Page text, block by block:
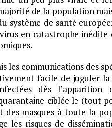
de la population
système de santé
en catastrophe inédite
les communications des
facile de juguler
dès
ciblée le (tout
masques à toute la
les risques de